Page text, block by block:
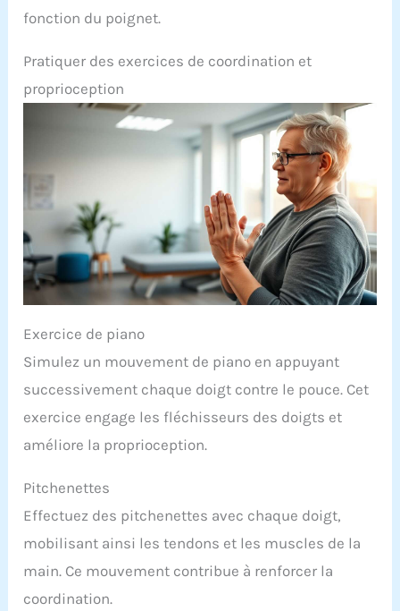
fonction du poignet.
Pratiquer des exercices de coordination et
proprioception
Exercice de piano
Simulez un mouvement de piano en appuyant
successivement chaque doigt contre le pouce. Cet
exercice engage les fléchisseurs des doigts et
améliore la proprioception.
Pitchenettes
Effectuez des pitchenettes avec chaque doigt,
mobilisant ainsi les tendons et les muscles de la
main. Ce mouvement contribue à renforcer la
coordination.